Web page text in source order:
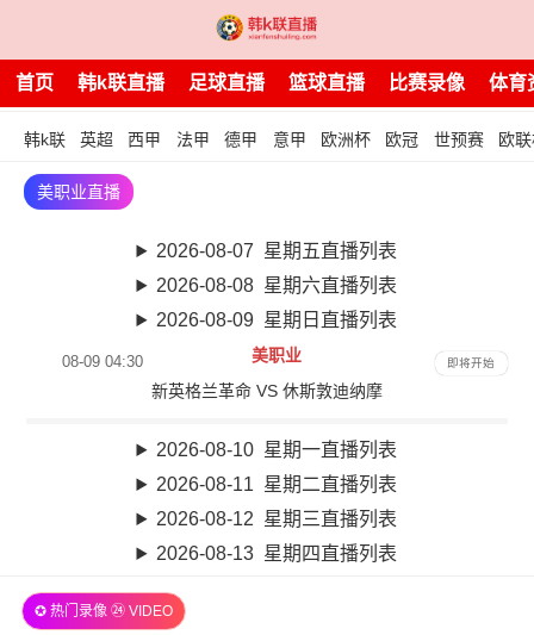
首页 韩k联直播 足球直播 篮球直播 比赛录像 体育
韩k联 英超 西甲 法甲 德甲 意甲 欧洲杯 欧冠 世预赛 欧
美职业直播
2026-08-07 星期五直播列表
2026-08-08 星期六直播列表
2026-08-09 星期日直播列表
08-09 04:30
美职业
新英格兰革命 VS 休斯敦迪纳摩
即将开始
2026-08-10 星期一直播列表
2026-08-11 星期二直播列表
2026-08-12 星期三直播列表
2026-08-13 星期四直播列表
✪ 热门录像 ㉔ VIDEO